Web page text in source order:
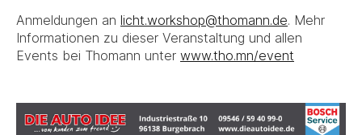
Anmeldungen an licht.workshop@thomann.de. Mehr
Informationen zu dieser Veranstaltung und allen
Events bei Thomann unter www.tho.mn/event